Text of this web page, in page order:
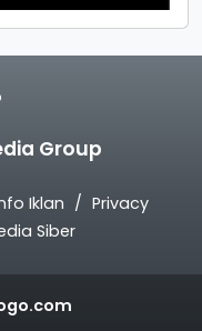
Group
Iklan
Privacy
Siber